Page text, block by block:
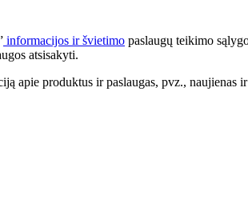
informacijos ir švietimo paslaugų teikimo
atsisakyti.
produktus ir paslaugas, pvz., naujienas